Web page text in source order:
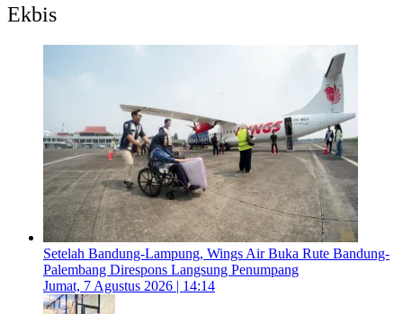
Ekbis
Setelah Bandung-Lampung, Wings Air Buka Rute Bandung-
Palembang Direspons Langsung Penumpang
Jumat, 7 Agustus 2026 | 14:14